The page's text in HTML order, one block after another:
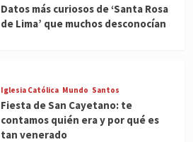
Datos más curiosos de ‘Santa Rosa
de Lima’ que muchos desconocían
Iglesia Católica Mundo Santos
Fiesta de San Cayetano: te
contamos quién era y por qué es
tan venerado